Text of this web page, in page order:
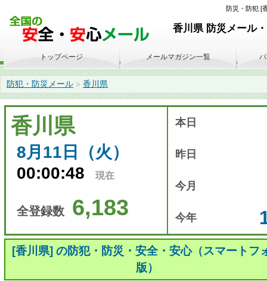
防災・防犯 [
香川県 防災メール
防犯・防災メール > 香川県
香川県
8月11日（火）
00:00:48
現在
全登録数 6,183
本日
昨日
今月
今年
[香川県] の防犯・防災・安全・安心（スマートフ
版）
トップページ メールマガジン一覧